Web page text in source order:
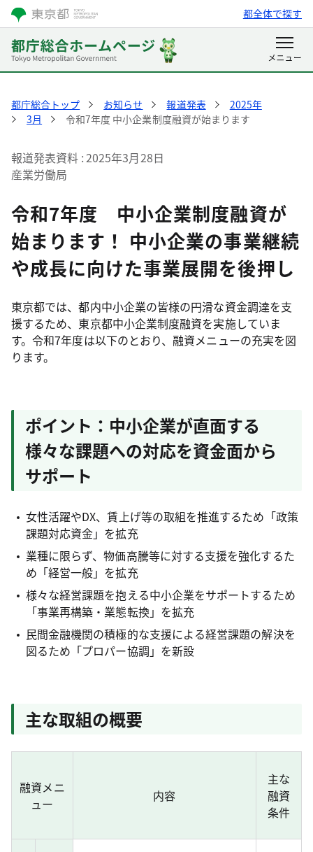
都全体で探す
都庁総合トップ お知らせ 報道発表
2025年
3月
令和7年度 中小企業制度融資が始まります
報道発表資料 2025年3月28日
産業労働局
令和7年度 中小企業制度融資が
始まります！ 中小企業の事業継続
や成長に向けた事業展開を後押し
東京都では、都内中小企業の皆様の円滑な資金調達を支
援するため、東京都中小企業制度融資を実施していま
す。令和7年度は以下のとおり、融資メニューの充実を図
ります。
ポイント：中小企業が直面する
様々な課題への対応を資金面から
サポート
女性活躍やDX、賃上げ等の取組を推進するため「政策
課題対応資金」を拡充
業種に限らず、物価高騰等に対する支援を強化するた
め「経営一般」を拡充
様々な経営課題を抱える中小企業をサポートするため
「事業再構築・業態転換」を拡充
民間金融機関の積極的な支援による経営課題の解決を
図るため「プロパー協調」を新設
主な取組の概要
融資メニ
ュー
内容
主な
融資
条件